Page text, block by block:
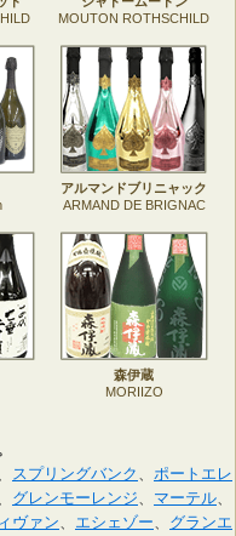
MOUTON ROTHSCHILD
アルマンドブリニャック
ARMAND DE BRIGNAC
森伊蔵
MORIIZO
スプリングバンク 、 ポートエレ
グレンモーレンジ、 マーテル、
ヴァン、 エシェゾー、 グランエ